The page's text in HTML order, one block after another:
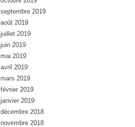
septembre 2019
août 2019
juillet 2019
juin 2019
mai 2019
avril 2019
mars 2019
février 2019
janvier 2019
décembre 2018
novembre 2018